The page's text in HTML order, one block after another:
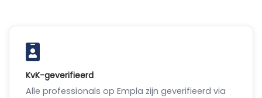
KvK-geverifieerd
Alle professionals op Empla zijn geverifieerd via